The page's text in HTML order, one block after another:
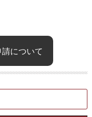
について